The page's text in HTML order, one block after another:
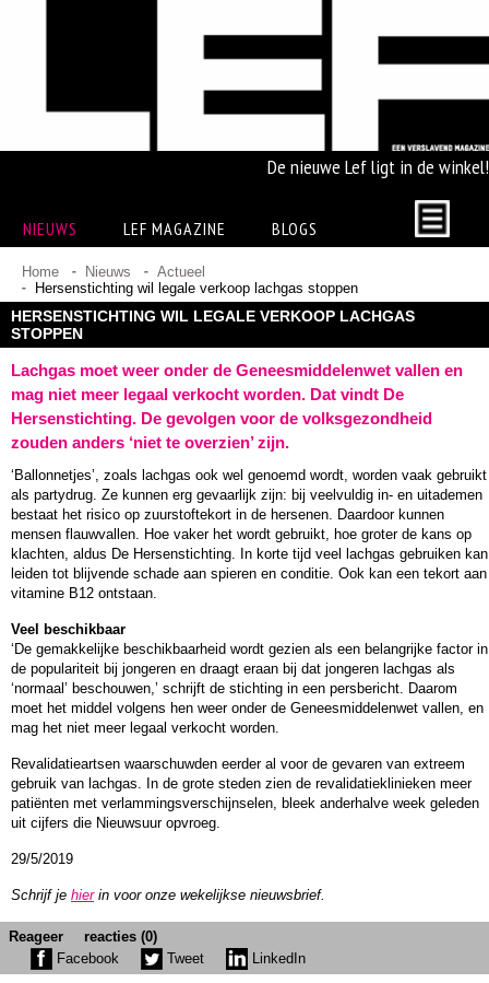
De nieuwe Lef ligt in de winkel!
NIEUWS LEF MAGAZINE BLOGS
Home Nieuws
Actueel
Hersenstichting wil legale verkoop lachgas stoppen
HERSENSTICHTING WIL LEGALE VERKOOP LACHGAS
STOPPEN
Lachgas moet weer onder de Geneesmiddelenwet vallen en
mag niet meer legaal verkocht worden. Dat vindt De
Hersenstichting. De gevolgen voor de volksgezondheid
zouden anders ‘niet te overzien’ zijn.
‘Ballonnetjes’, zoals lachgas ook wel genoemd wordt, worden vaak gebruikt
als partydrug. Ze kunnen erg gevaarlijk zijn: bij veelvuldig in- en uitademen
bestaat het risico op zuurstoftekort in de hersenen. Daardoor kunnen
mensen flauwvallen. Hoe vaker het wordt gebruikt, hoe groter de kans op
klachten, aldus De Hersenstichting. In korte tijd veel lachgas gebruiken kan
leiden tot blijvende schade aan spieren en conditie. Ook kan een tekort aan
vitamine B12 ontstaan.
Veel beschikbaar
‘De gemakkelijke beschikbaarheid wordt gezien als een belangrijke factor in
de populariteit bij jongeren en draagt eraan bij dat jongeren lachgas als
‘normaal’ beschouwen,’ schrijft de stichting in een persbericht. Daarom
moet het middel volgens hen weer onder de Geneesmiddelenwet vallen, en
mag het niet meer legaal verkocht worden.
Revalidatieartsen waarschuwden eerder al voor de gevaren van extreem
gebruik van lachgas. In de grote steden zien de revalidatieklinieken meer
patiënten met verlammingsverschijnselen, bleek anderhalve week geleden
uit cijfers die Nieuwsuur opvroeg.
29/5/2019
Schrijf je hierin voor onze wekelijkse nieuwsbrief.
Reageer
reacties (0)
Facebook
Tweet LinkedIn